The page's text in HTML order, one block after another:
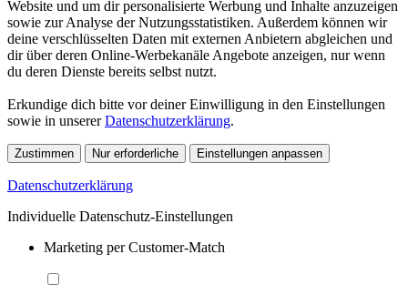
Website und um dir personalisierte Werbung und Inhalte anzuzeigen
sowie zur Analyse der Nutzungsstatistiken. Außerdem können wir
deine verschlüsselten Daten mit externen Anbietern abgleichen und
dir über deren Online-Werbekanäle Angebote anzeigen, nur wenn
du deren Dienste bereits selbst nutzt.
Erkundige dich bitte vor deiner Einwilligung in den Einstellungen
sowie in unsererDatenschutzerklärung.
Zustimmen Nur erforderliche Einstellungen anpassen
Datenschutzerklärung
Individuelle Datenschutz-Einstellungen
Marketing per Customer-Match